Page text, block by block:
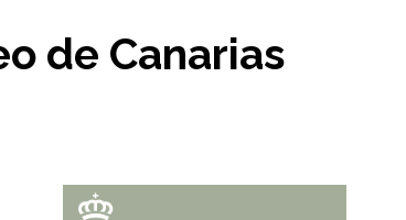
de Canarias